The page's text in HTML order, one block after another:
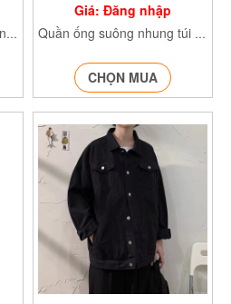
quần xuông tăm nam Quanxuongtamnam916_
Giá: Đăng nhập
Quần ống suông nhung túi hộp Quannhung955
CHỌN MUA